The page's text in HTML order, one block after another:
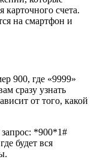
карточного счета.
на смартфон и
900, где «9999»
сразу узнать
от того, какой
*900*1#
будет вся